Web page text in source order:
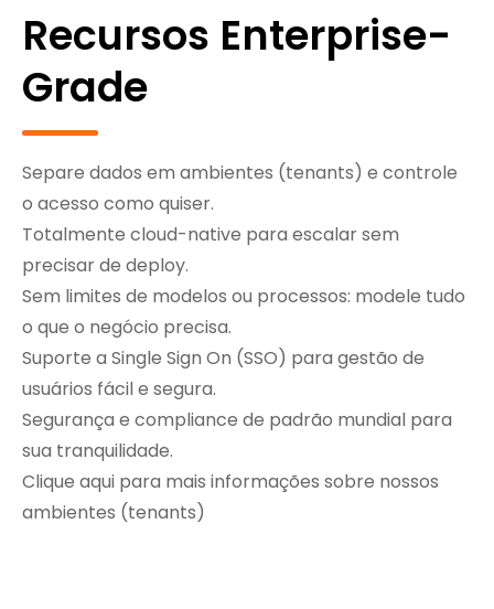
Recursos Enterprise-
Grade
Separe dados em ambientes (tenants) e controle
o acesso como quiser.
Totalmente cloud-native para escalar sem
precisar de deploy.
Sem limites de modelos ou processos: modele tudo
o que o negócio precisa.
Suporte a Single Sign On (SSO) para gestão de
usuários fácil e segura.
Segurança e compliance de padrão mundial para
sua tranquilidade.
Clique aqui para mais informações sobre nossos
ambientes (tenants)